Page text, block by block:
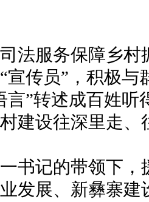
服务保障乡村
宣传员”，积极
言”转述成百姓听
建设往深里走、
记的带领下，
发展、新彝寨